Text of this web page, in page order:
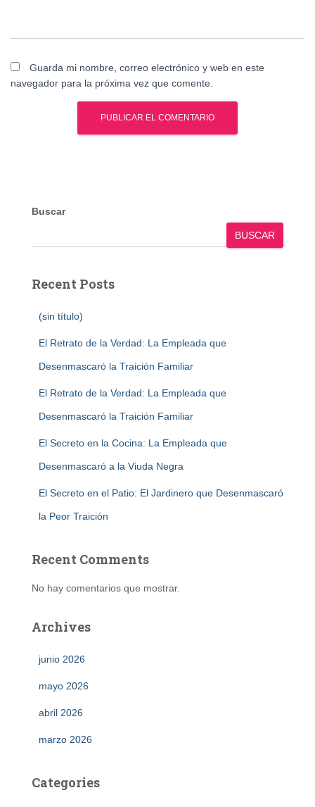
Guarda mi nombre, correo electrónico y web en este
navegador para la próxima vez que comente.
Buscar
BUSCAR
Recent Posts
(sin título)
El Retrato de la Verdad: La Empleada que
Desenmascaró la Traición Familiar
El Retrato de la Verdad: La Empleada que
Desenmascaró la Traición Familiar
El Secreto en la Cocina: La Empleada que
Desenmascaró a la Viuda Negra
El Secreto en el Patio: El Jardinero que Desenmascaró
la Peor Traición
Recent Comments
No hay comentarios que mostrar.
Archives
junio 2026
mayo 2026
abril 2026
marzo 2026
Categories